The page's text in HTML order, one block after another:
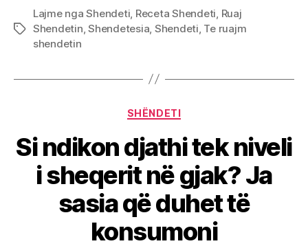
Tags
Lajme nga Shendeti Receta Shendeti Ruaj
Shendetin ,Shendetesia Shendeti Te ruajm
shendetin
Categories
SHËNDETI
Si ndikon djathi tek niveli
i sheqerit në gjak? Ja
sasia që duhet të
konsumoni